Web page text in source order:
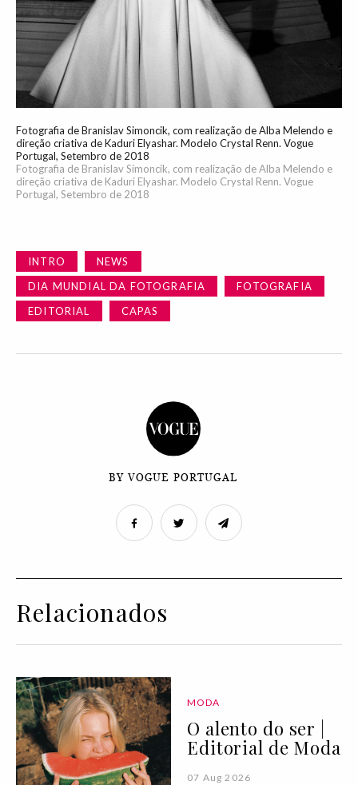
Fotografia de Branislav Simoncik, com realização de Alba Melendo e
direção criativa de Kaduri Elyashar. Modelo Crystal Renn. Vogue
Portugal, Setembro de 2018
Fotografia de Branislav Simoncik, com realização de Alba Melendo e
direção criativa de Kaduri Elyashar. Modelo Crystal Renn. Vogue
Portugal, Setembro de 2018
INTRO
NEWS
DIA MUNDIAL DA FOTOGRAFIA
FOTOGRAFIA
EDITORIAL
CAPAS
BY VOGUE PORTUGAL
Relacionados
MODA
O alento do ser |
Editorial de Moda
07 Aug 2026